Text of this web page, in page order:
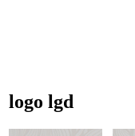
logo lgd